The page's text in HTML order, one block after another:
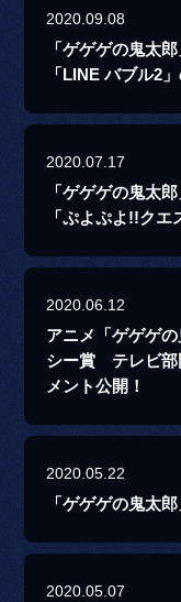
2020.09.08
「ゲゲゲの鬼太
「LINE バブル2
2020.07.17
「ゲゲゲの鬼太
「ぷよぷよ!!ク
2020.06.12
アニメ「ゲゲゲ
シー賞 テレビ部
メント公開！
2020.05.22
「ゲゲゲの鬼太
2020.05.07